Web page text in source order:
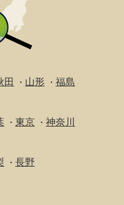
田 ・ 山形 ・ 福島
・ 東京 ・ 神奈川
・ 長野